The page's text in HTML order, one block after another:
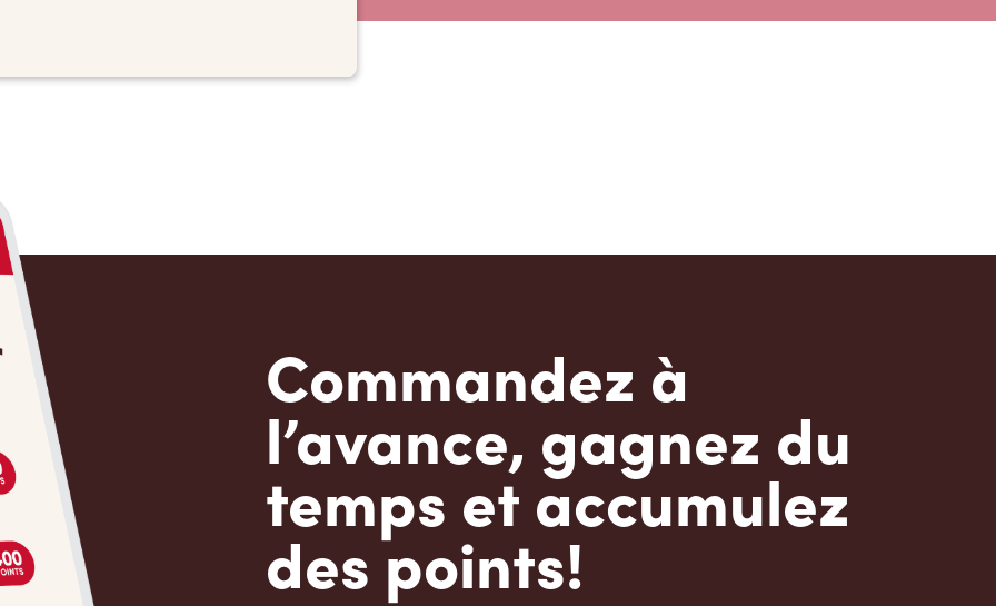
Commandez à
l’avance, gagnez du
temps et accumulez
des points!